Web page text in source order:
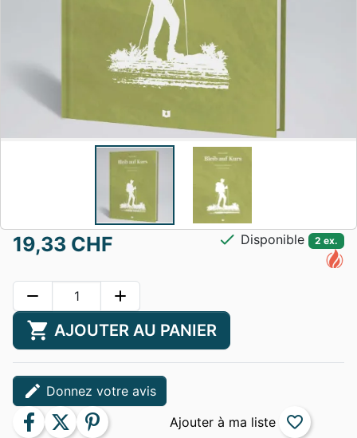
19,33 CHF check Disponible 2 ex.
remove add
shopping_cart AJOUTER AU PANIER
edit Donnez votre avis
facebook twitter pinterest favorite_border